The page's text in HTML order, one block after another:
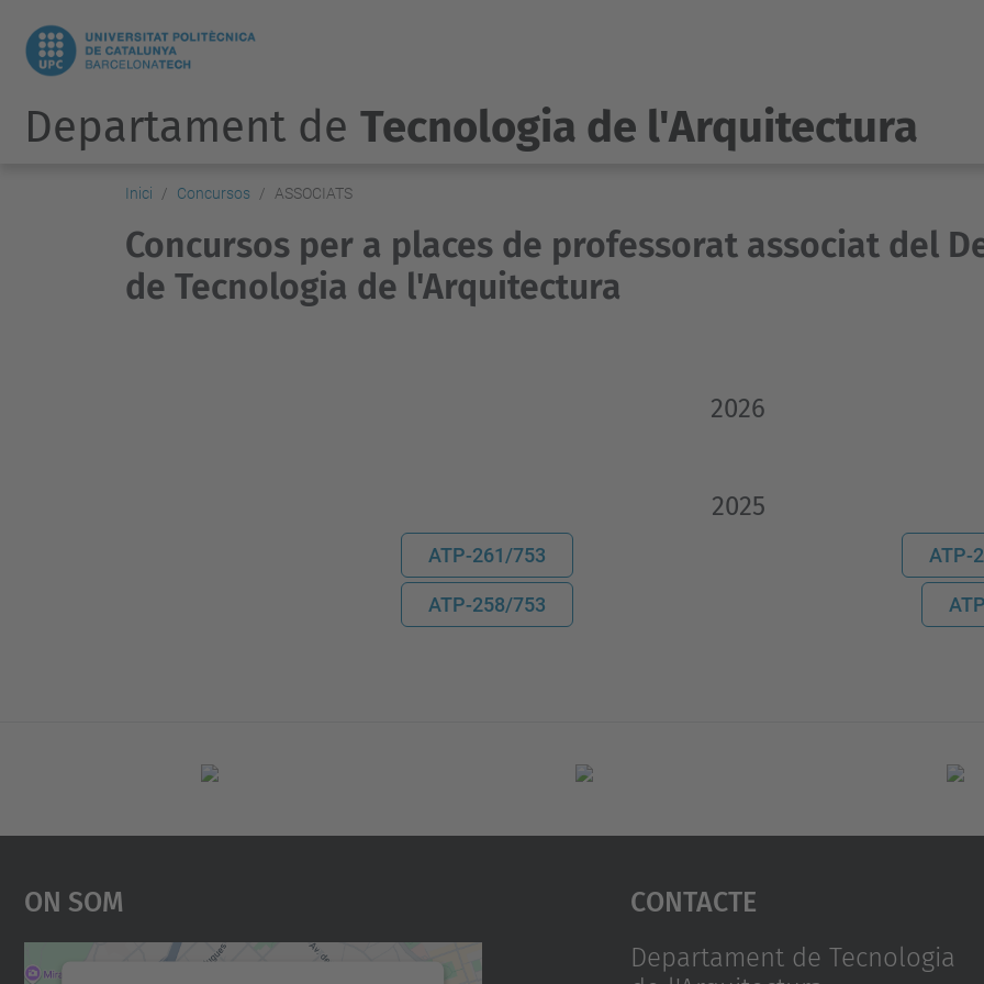
Departament de Tecnologia de l'Arquitectura
Inici Concursos ASSOCIATS
Concursos per a places de professorat associat del
de Tecnologia de l'Arquitectura
2026
2025
ATP-261/753 ATP-
ATP-258/753
On Som Contacte
Departament de Tecnologia